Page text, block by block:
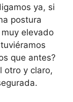
ya, si
postura
elevado
que antes?
otro y claro,